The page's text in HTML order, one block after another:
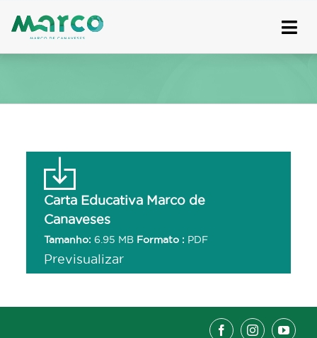
to
Carta Educativa Marco de
Canaveses
Tamanho: 6.95 MB Formato : PDF
Previsualizar